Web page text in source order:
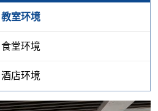
教室环境
食堂环境
酒店环境